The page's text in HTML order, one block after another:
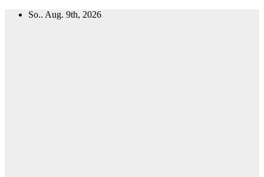
Zum
So.. Aug. 9th, 2026